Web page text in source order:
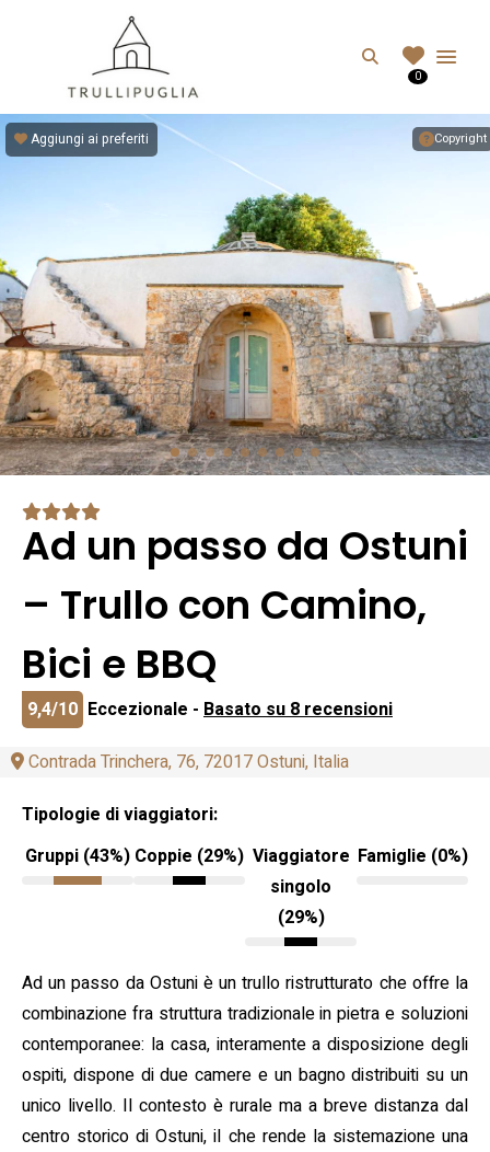
Search
0
Copyright
Aggiungi ai preferiti
Ad un passo da Ostuni
– Trullo con Camino,
Bici e BBQ
9,4/10 Eccezionale - Basato su 8 recensioni
Contrada Trinchera, 76, 72017 Ostuni, Italia
Tipologie di viaggiatori:
Gruppi (43%) Coppie (29%) Viaggiatore
singolo
(29%)
Famiglie (0%)
Ad un passo da Ostuni è un trullo ristrutturato che offre la
combinazione fra struttura tradizionale in pietra e soluzioni
contemporanee: la casa, interamente a disposizione degli
ospiti, dispone di due camere e un bagno distribuiti su un
unico livello. Il contesto è rurale ma a breve distanza dal
centro storico di Ostuni, il che rende la sistemazione una